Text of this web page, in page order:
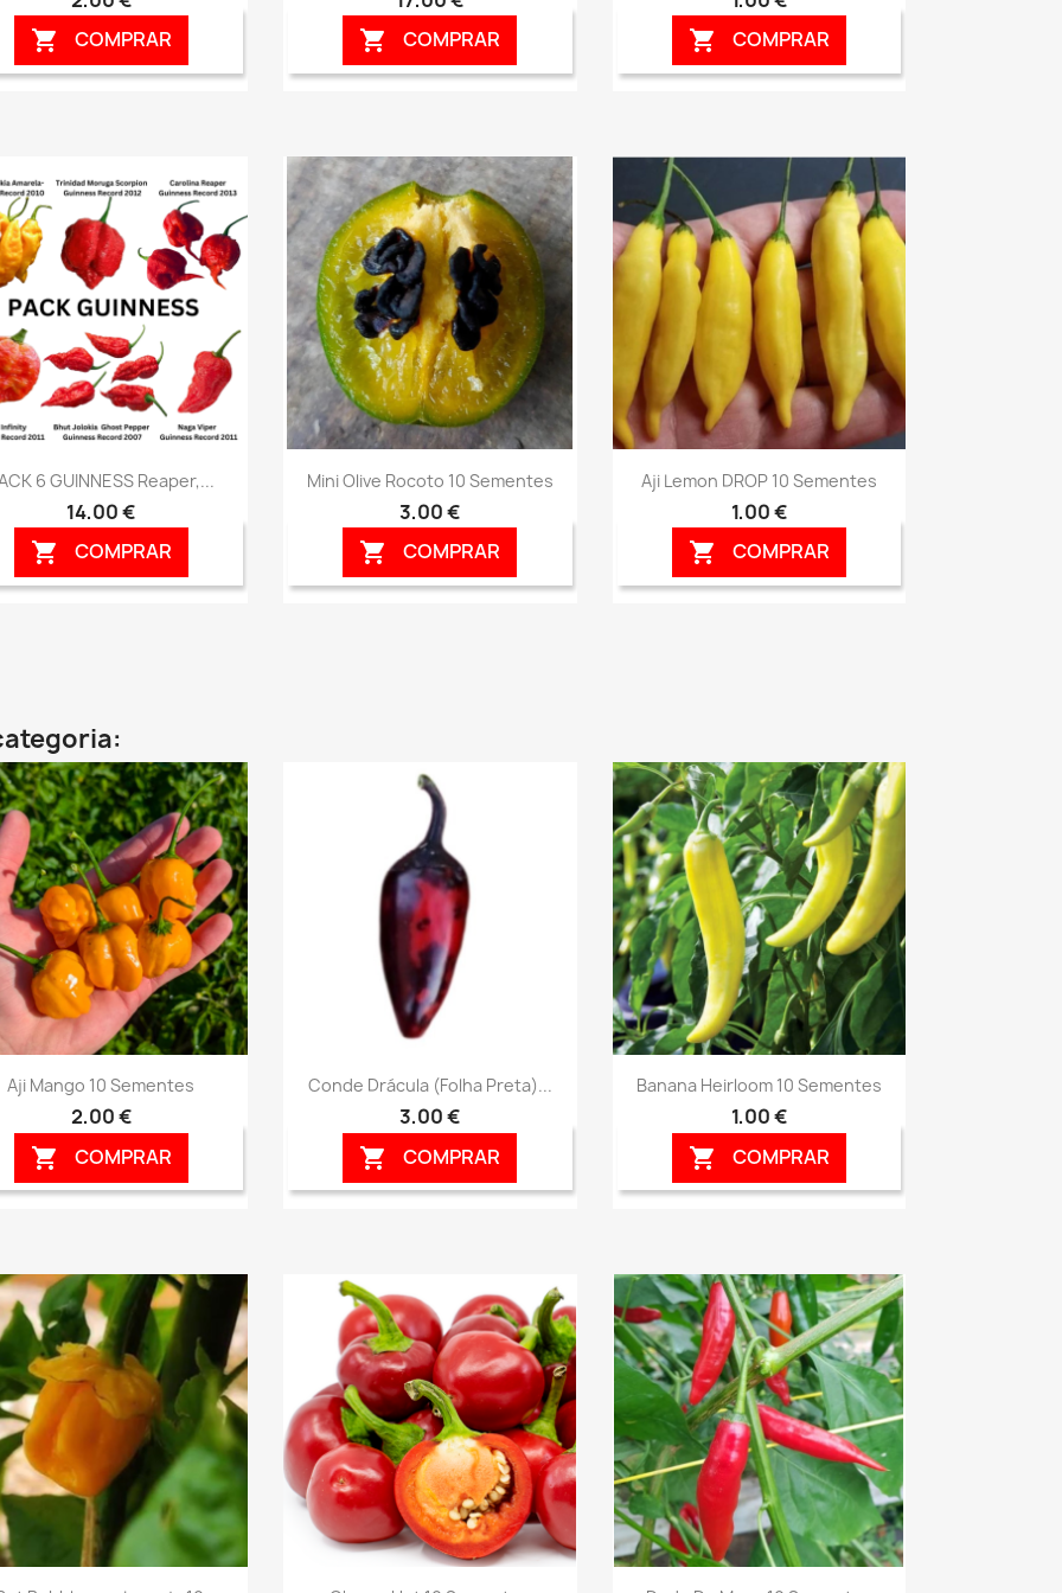
 COMPRAR  COMPRAR  COMPRAR
Vista rápida
6 GUINNESS Reaper,...
14,00 €
 COMPRAR
Vista rápida
Mini Olive Rocoto 10 Sementes
3,00 €
 COMPRAR
 Vista rápida
Aji Lemon DROP 10 Sementes
1,00 €
 COMPRAR
Vista rápida
Aji Mango 10 Sementes
2,00 €
 COMPRAR
Vista rápida
Conde Drácula (folha Preta)...
3,00 €
 COMPRAR
Vista rápida
Banana Heirloom 10 Sementes
1,00 €
 COMPRAR